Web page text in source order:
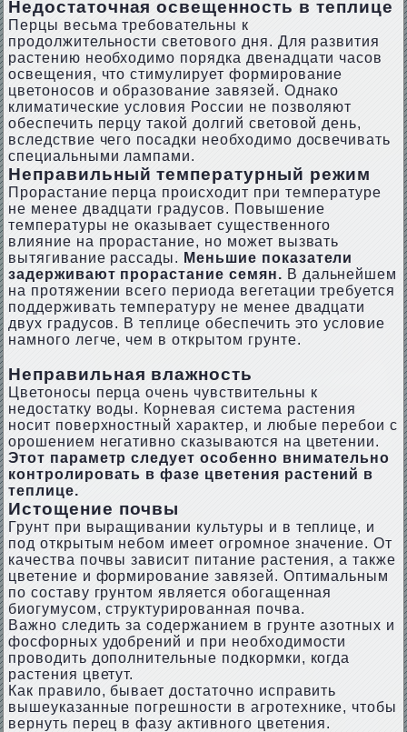
Недостаточная освещенность в теплице
Перцы весьма требовательны к
продолжительности светового дня. Для развития
растению необходимо порядка двенадцати часов
освещения, что стимулирует формирование
цветоносов и образование завязей. Однако
климатические условия России не позволяют
обеспечить перцу такой долгий световой день,
вследствие чего посадки необходимо досвечивать
специальными лампами.
Неправильный температурный режим
Прорастание перца происходит при температуре
не менее двадцати градусов. Повышение
температуры не оказывает существенного
влияние на прорастание, но может вызвать
вытягивание рассады. Меньшие показатели
задерживают прорастание семян. В дальнейшем
на протяжении всего периода вегетации требуется
поддерживать температуру не менее двадцати
двух градусов. В теплице обеспечить это условие
намного легче, чем в открытом грунте.
Неправильная влажность
Цветоносы перца очень чувствительны к
недостатку воды. Корневая система растения
носит поверхностный характер, и любые перебои с
орошением негативно сказываются на цветении.
Этот параметр следует особенно внимательно
контролировать в фазе цветения растений в
теплице.
Истощение почвы
Грунт при выращивании культуры и в теплице, и
под открытым небом имеет огромное значение. От
качества почвы зависит питание растения, а также
цветение и формирование завязей. Оптимальным
по составу грунтом является обогащенная
биогумусом, структурированная почва.
Важно следить за содержанием в грунте азотных и
фосфорных удобрений и при необходимости
проводить дополнительные подкормки, когда
растения цветут.
Как правило, бывает достаточно исправить
вышеуказанные погрешности в агротехнике, чтобы
вернуть перец в фазу активного цветения.